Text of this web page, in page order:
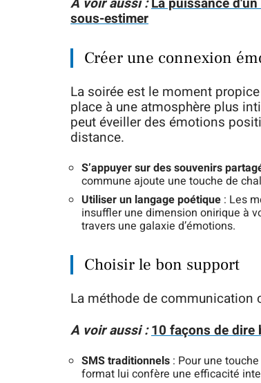
sous-estimer
Créer une connexion
La soirée est le moment
place à une atmosphère plus
peut éveiller des émotions
distance.
S’appuyer sur des souvenirs
commune ajoute une touche de
Utiliser un langage poétique : Les
insuffler une dimension onirique à
travers une galaxie d’émotions.
Choisir le bon support
La méthode de communication
A voir aussi :10 façons de dire
SMS traditionnels : Pour une
format lui confère une efficacité